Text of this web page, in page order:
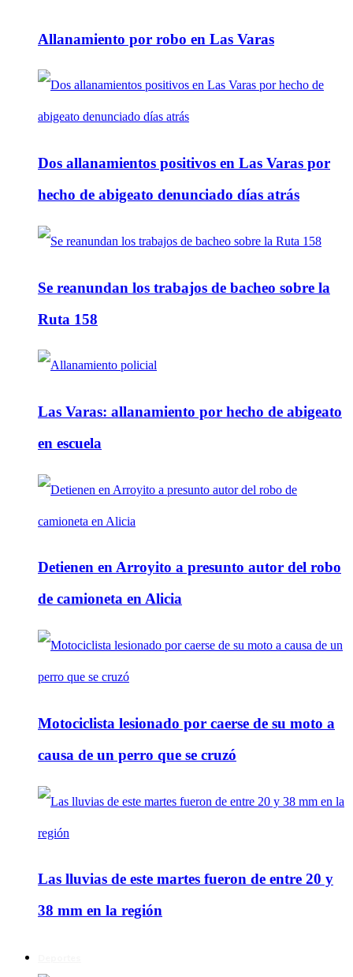
Allanamiento por robo en Las Varas
Dos allanamientos positivos en Las Varas por
hecho de abigeato denunciado días atrás
Se reanundan los trabajos de bacheo sobre la
Ruta 158
Las Varas: allanamiento por hecho de abigeato
en escuela
Detienen en Arroyito a presunto autor del robo
de camioneta en Alicia
Motociclista lesionado por caerse de su moto a
causa de un perro que se cruzó
Las lluvias de este martes fueron de entre 20 y
38 mm en la región